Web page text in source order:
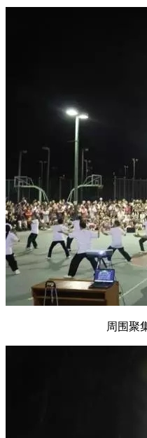
周围聚